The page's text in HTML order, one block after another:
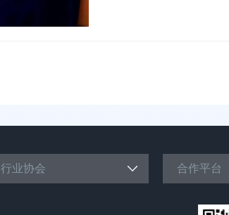
行业协会 合作平台